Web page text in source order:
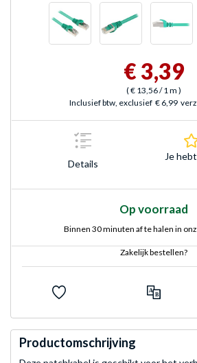
€ 3,39
(€ 13,56/ 1 m )
Inclusief btw, exclusief € 6,99
Details
Je
Op voorraad
Binnen 30 minuten af te halen in
Zakelijk bestellen?
Productomschrijving